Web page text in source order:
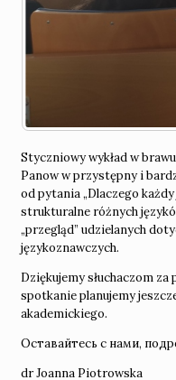
Styczniowy wykład w
Panow w przystępny i
od pytania „Dlaczego
strukturalne różnych
„przegląd” udzielanych
językoznawczych.
Dziękujemy słuchaczom
spotkanie planujemy
akademickiego.
Оставайтесь с нами,
dr Joanna Piotrowska